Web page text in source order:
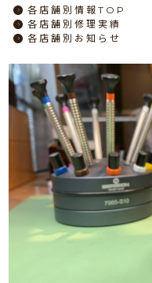
各店舗別情報TOP
各店舗別修理実績
各店舗別お知らせ